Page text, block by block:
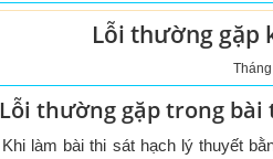
Lỗi thường gặp
Lỗi thường gặp trong
Khi làm bài thi sát hạch lý thuyết